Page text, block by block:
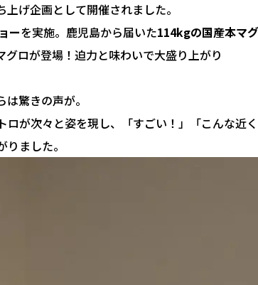
げ企画として開催されました。
ーを実施。鹿児島から届いた114kgの国産本マ
驚きの声が。
が次々と姿を現し、「すごい！」「こんな近
ました。